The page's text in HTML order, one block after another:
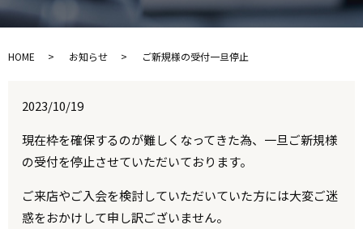
HOME お知らせ ご新規様の受付一旦停止
2023/10/19
現在枠を確保するのが難しくなってきた為、一旦ご新規様
の受付を停止させていただいております。
ご来店やご入会を検討していただいていた方には大変ご迷
惑をおかけして申し訳ございません。